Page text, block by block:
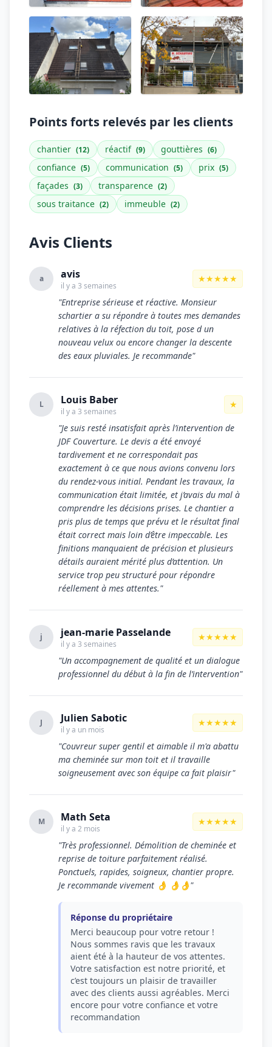
Points forts relevés par les clients
chantier (12) réactif (9) gouttières (6)
confiance (5) communication (5) prix (5)
façades (3) transparence (2)
sous traitance (2) immeuble (2)
Avis Clients
a avis
il y a 3 semaines
★★★★★
"Entreprise sérieuse et réactive. Monsieur
schartier a su répondre à toutes mes demandes
relatives à la réfection du toit, pose d un
nouveau velux ou encore changer la descente
des eaux pluviales. Je recommande"
L Louis Baber
il y a 3 semaines
★
"Je suis resté insatisfait après l’intervention de
JDF Couverture. Le devis a été envoyé
tardivement et ne correspondait pas
exactement à ce que nous avions convenu lors
du rendez-vous initial. Pendant les travaux, la
communication était limitée, et j’avais du mal à
comprendre les décisions prises. Le chantier a
pris plus de temps que prévu et le résultat final
était correct mais loin d’être impeccable. Les
finitions manquaient de précision et plusieurs
détails auraient mérité plus d’attention. Un
service trop peu structuré pour répondre
réellement à mes attentes."
j jean-marie Passelande
il y a 3 semaines
★★★★★
"Un accompagnement de qualité et un dialogue
professionnel du début à la fin de l’intervention"
J Julien Sabotic
il y a un mois
★★★★★
"Couvreur super gentil et aimable il m'a abattu
ma cheminée sur mon toit et il travaille
soigneusement avec son équipe ca fait plaisir"
M Math Seta
il y a 2 mois
★★★★★
"Très professionnel. Démolition de cheminée et
reprise de toiture parfaitement réalisé.
Ponctuels, rapides, soigneux, chantier propre.
Je recommande vivement 👌 👌👌"
Réponse du propriétaire
Merci beaucoup pour votre retour !
Nous sommes ravis que les travaux
aient été à la hauteur de vos attentes.
Votre satisfaction est notre priorité, et
c’est toujours un plaisir de travailler
avec des clients aussi agréables. Merci
encore pour votre confiance et votre
recommandation